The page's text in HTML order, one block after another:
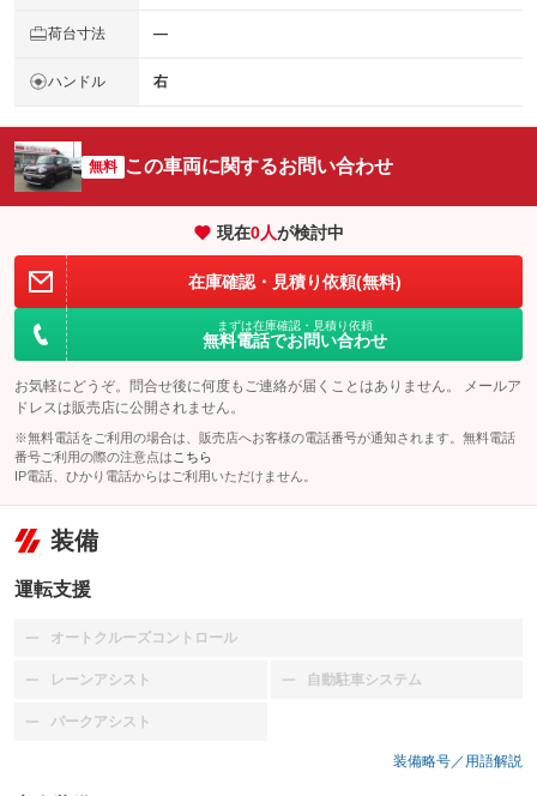
荷台寸法 ―
ハンドル 右
無料 この車両に関するお問い合わせ
現在0人が検討中
在庫確認・見積り依頼(無料)
まずは在庫確認・見積り依頼
無料電話でお問い合わせ
お気軽にどうぞ。問合せ後に何度もご連絡が届くことはありません。 メールア
ドレスは販売店に公開されません。
※無料電話をご利用の場合は、販売店へお客様の電話番号が通知されます。無料電話
番号ご利用の際の注意点は こちら
IP電話、ひかり電話からはご利用いただけません。
装備
運転支援
オートクルーズコントロール
：装備なし
レーンアシスト
：装備なし 自動駐車システム
：装備なし
パークアシスト
：装備なし
装備略号／用語解説